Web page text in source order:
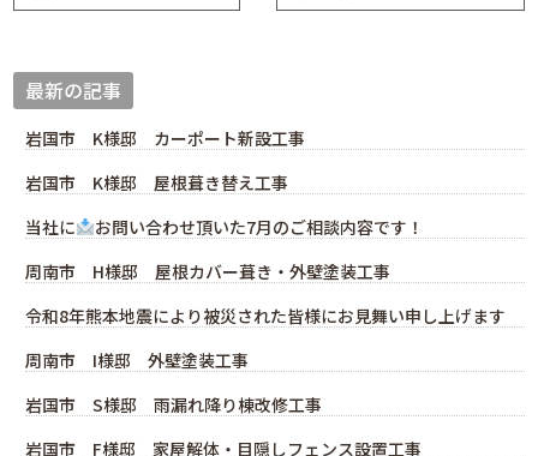
最新の記事
岩国市 K様邸 カーポート新設工事
岩国市 K様邸 屋根葺き替え工事
当社に
お問い合わせ頂いた7月のご相談内容です！
周南市 H様邸 屋根カバー葺き・外壁塗装工事
令和8年熊本地震により被災された皆様にお見舞い申し上げます
周南市 I様邸 外壁塗装工事
岩国市 S様邸 雨漏れ降り棟改修工事
岩国市 F様邸 家屋解体・目隠しフェンス設置工事